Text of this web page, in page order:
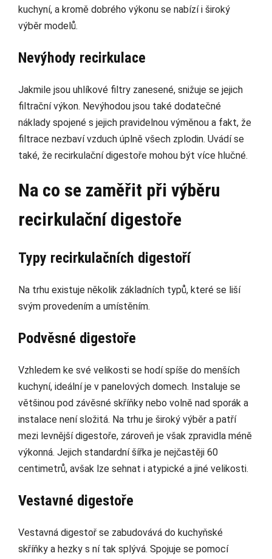
kuchyní, a kromě dobrého výkonu se nabízí i široký
výběr modelů.
Nevýhody recirkulace
Jakmile jsou uhlíkové filtry zanesené, snižuje se jejich
filtrační výkon. Nevýhodou jsou také dodatečné
náklady spojené s jejich pravidelnou výměnou a fakt, že
filtrace nezbaví vzduch úplně všech zplodin. Uvádí se
také, že recirkulační digestoře mohou být více hlučné.
Na co se zaměřit při výběru
recirkulační digestoře
Typy recirkulačních digestoří
Na trhu existuje několik základních typů, které se liší
svým provedením a umístěním.
Podvěsné digestoře
Vzhledem ke své velikosti se hodí spíše do menších
kuchyní, ideální je v panelových domech. Instaluje se
většinou pod závěsné skříňky nebo volně nad sporák a
instalace není složitá. Na trhu je široký výběr a patří
mezi levnější digestoře, zároveň je však zpravidla méně
výkonná. Jejich standardní šířka je nejčastěji 60
centimetrů, avšak lze sehnat i atypické a jiné velikosti.
Vestavné digestoře
Vestavná digestoř se zabudovává do kuchyňské
skříňky a hezky s ní tak splývá. Spojuje se pomocí